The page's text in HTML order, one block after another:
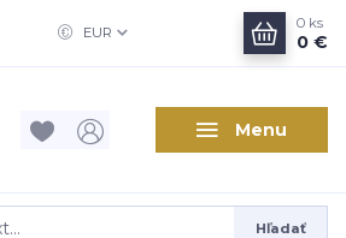
Menu
EUR
Hľadať
0 ks
0 €